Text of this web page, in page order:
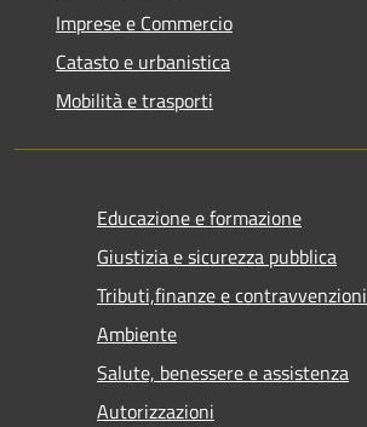
Imprese e Commercio
Catasto e urbanistica
Mobilità e trasporti
Educazione e formazione
Giustizia e sicurezza pubblica
Tributi,finanze e contravvenzioni
Ambiente
Salute, benessere e assistenza
Autorizzazioni